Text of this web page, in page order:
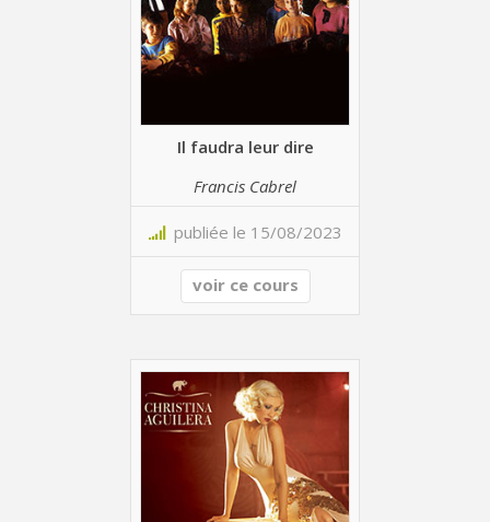
Il faudra leur dire
Francis Cabrel
publiée le 15/08/2023
voir ce cours